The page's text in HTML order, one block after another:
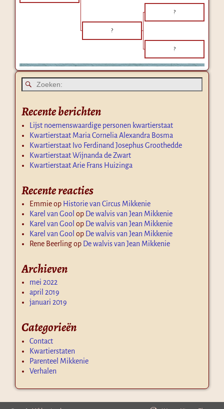
?
?
?
Recente berichten
Lijst noemenswaardige personen kwartierstaat
Kwartierstaat Maria Cornelia Alexandra Bosma
Kwartierstaat Ivo Ferdinand Josephus Groothedde
Kwartierstaat Wijnanda de Zwart
Kwartierstaat Arie Frans Huizinga
Recente reacties
Emmieop Historie van Circus Mikkenie
Karel van Gool op De walvis van Jean Mikkenie
Karel van Gool op De walvis van Jean Mikkenie
Karel van Gool op De walvis van Jean Mikkenie
Rene Beerlingop De walvis van Jean Mikkenie
Archieven
mei 2022
april 2019
januari 2019
Categorieën
Contact
Kwartierstaten
Parenteel Mikkenie
Verhalen